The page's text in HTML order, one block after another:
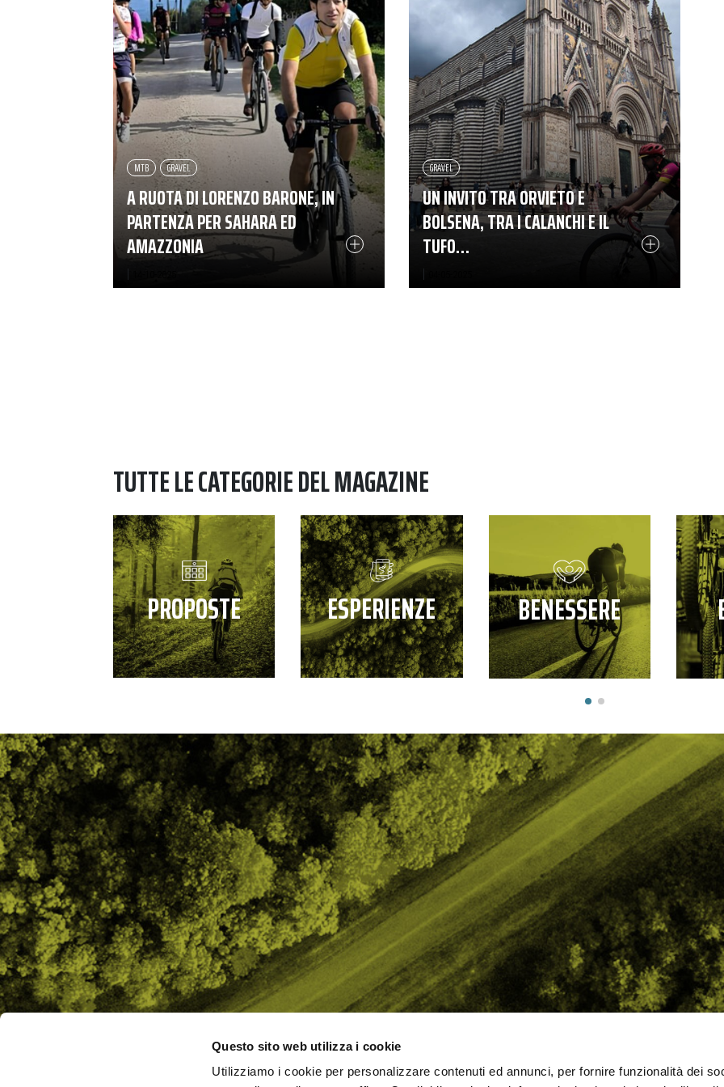
Questo sito web utilizza i cookie
Utilizziamo i cookie per personalizzare contenuti ed annunci, per fornire funzionalità dei
A RUOTA DI LORENZO BARONE, IN
PARTENZA PER SAHARA ED
AMAZZONIA
MTB GRAVEL
UN INVITO TRA ORVIETO E
BOLSENA, TRA I CALANCHI E IL
TUFO…
GRAVEL
TUTTE LE CATEGORIE DEL MAGAZINE
PROPOSTE ESPERIENZE BENESSERE